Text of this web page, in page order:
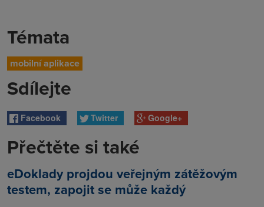
Témata
mobilní aplikace
Sdílejte
Facebook Twitter Google+
Přečtěte si také
eDoklady projdou veřejným zátěžovým
testem, zapojit se může každý